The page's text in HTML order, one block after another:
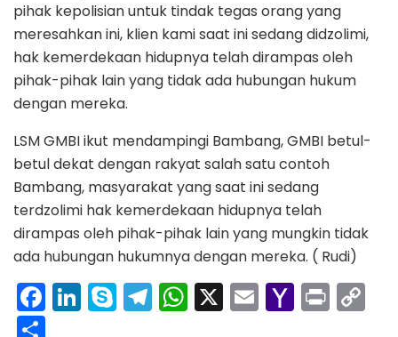
pihak kepolisian untuk tindak tegas orang yang
meresahkan ini, klien kami saat ini sedang didzolimi,
hak kemerdekaan hidupnya telah dirampas oleh
pihak-pihak lain yang tidak ada hubungan hukum
dengan mereka.
LSM GMBI ikut mendampingi Bambang, GMBI betul-
betul dekat dengan rakyat salah satu contoh
Bambang, masyarakat yang saat ini sedang
terdzolimi hak kemerdekaan hidupnya telah
dirampas oleh pihak-pihak lain yang mungkin tidak
ada hubungan hukumnya dengan mereka. ( Rudi)
F
a
Li
n
S
k
T
el
W
h
X E
m
Y
a
Pr
in